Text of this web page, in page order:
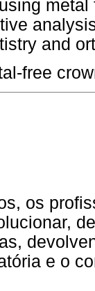
and
free
os
e o